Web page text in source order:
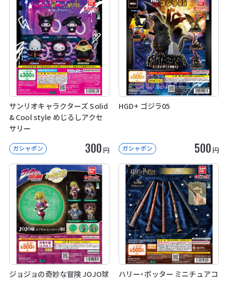
サンリオキャラクターズ Solid
& Cool style めじるしアクセ
サリー
ガシャポン 300 円
HGD+ ゴジラ05
ガシャポン 500 円
ジョジョの奇妙な冒険 JOJO球
ハリー・ポッター ミニチュアコ